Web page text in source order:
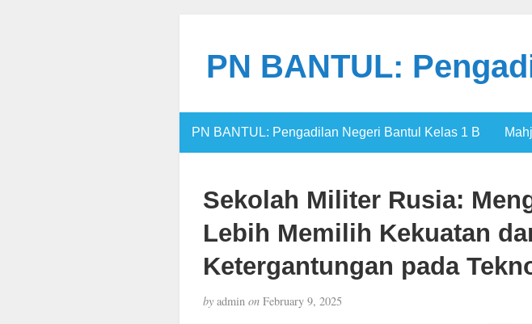
PN BANTUL:
PN BANTUL: Pengadilan Negeri Bantul Kelas 1 B
Sekolah Militer Rusia:
Lebih Memilih Kekuatan
Ketergantungan pada
byadmin onFebruary 9, 2025